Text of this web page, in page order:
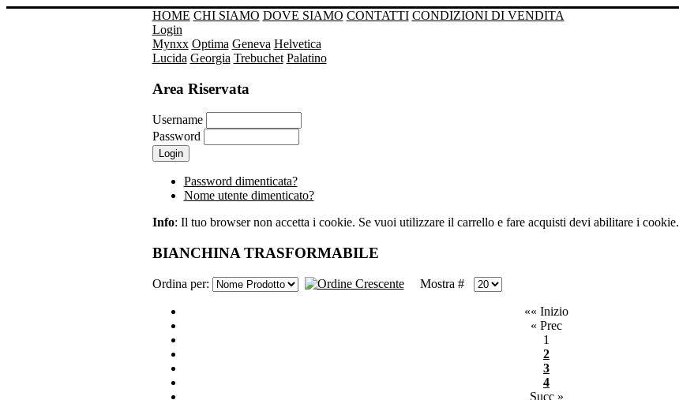
HOME CHI SIAMO DOVE SIAMO CONTATTI CONDIZIONI DI VENDITA
Login
Mynxx Optima Geneva Helvetica
Lucida Georgia Trebuchet Palatino
Area Riservata
Username
Password
Password dimenticata?
Nome utente dimenticato?
Info: Il tuo browser non accetta i cookie. Se vuoi utilizzare il carrello e fare acquisti devi abilitare i cookie.
BIANCHINA TRASFORMABILE
Ordina per: Mostra #
«« Inizio
« Prec
1
2
3
4
Succ »